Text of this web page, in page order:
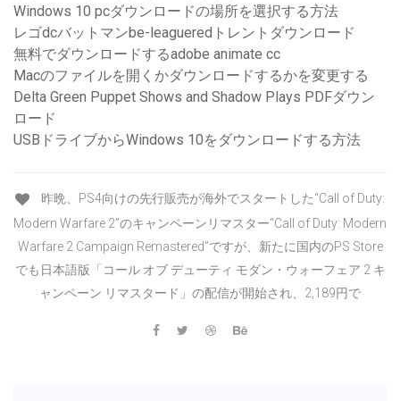
Windows 10 pcダウンロードの場所を選択する方法
レゴdcバットマンbe-leagueredトレントダウンロード
無料でダウンロードするadobe animate cc
Macのファイルを開くかダウンロードするかを変更する
Delta Green Puppet Shows and Shadow Plays PDFダウン
ロード
USBドライブからWindows 10をダウンロードする方法
昨晩、PS4向けの先行販売が海外でスタートした“Call of Duty:
Modern Warfare 2”のキャンペーンリマスター“Call of Duty: Modern
Warfare 2 Campaign Remastered”ですが、新たに国内のPS Store
でも日本語版「コール オブ デューティ モダン・ウォーフェア 2 キ
ャンペーン リマスタード」の配信が開始され、2,189円で